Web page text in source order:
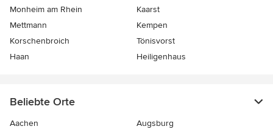
Monheim am Rhein
Kaarst
Mettmann
Kempen
Korschenbroich
Tönisvorst
Haan
Heiligenhaus
Beliebte Orte
Aachen Augsburg